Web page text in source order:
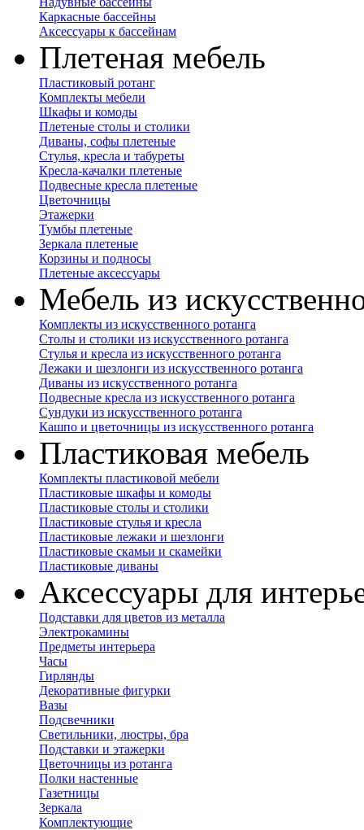
Каркасные бассейны
Аксессуары к бассейнам
Плетеная мебель
Пластиковый ротанг
Комплекты мебели
Шкафы и комоды
Плетеные столы и столики
Диваны, софы плетеные
Стулья, кресла и табуреты
Кресла-качалки плетеные
Подвесные кресла плетеные
Цветочницы
Этажерки
Тумбы плетеные
Зеркала плетеные
Корзины и подносы
Плетеные аксессуары
Мебель из
Комплекты из искусственного ротанга
Столы и столики из искусственного ротанга
Стулья и кресла из искусственного ротанга
Лежаки и шезлонги из искусственного ротанга
Диваны из искусственного ротанга
Подвесные кресла из искусственного ротанга
Сундуки из искусственного ротанга
Кашпо и цветочницы из искусственного ротанга
Пластиковая мебель
Комплекты пластиковой мебели
Пластиковые шкафы и комоды
Пластиковые столы и столики
Пластиковые стулья и кресла
Пластиковые лежаки и шезлонги
Пластиковые скамьи и скамейки
Пластиковые диваны
Аксессуары для
Подставки для цветов из металла
Электрокамины
Предметы интерьера
Часы
Гирлянды
Декоративные фигурки
Вазы
Подсвечники
Светильники, люстры, бра
Подставки и этажерки
Цветочницы из ротанга
Полки настенные
Газетницы
Зеркала
Комплектующие